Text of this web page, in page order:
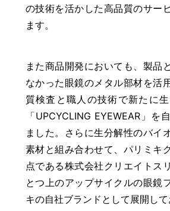
の技術を活かした高品質のサー
ます。
また商品開発においても、製品
なかった眼鏡のメタル部材を活
質検査と職人の技術で新たに
「UPCYCLING EYEWEAR」を
ました。さらに生分解性のバイ
素材と組み合わせて、パリミキ
点である株式会社クリエイトス
とつ上のアップサイクルの眼鏡
キの自社ブランドとして展開して